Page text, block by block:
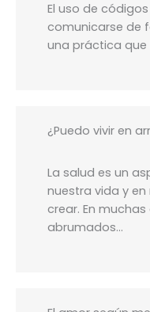
El uso de
comunicarse de
una práctica
¿Puedo vivir en
La salud es un
nuestra vida y
crear. En
abrumados…